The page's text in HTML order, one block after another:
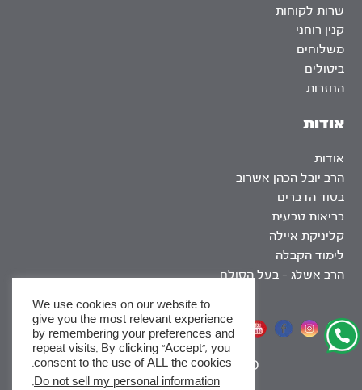
אודות
אודות
הרב יובל הכהן אשרוב
בסוד הדברים
בריאות טבעית
קליניקת איילה
לימוד הקבלה
הרב אשלג – בעל הסולם
שרות לקוחות
קנין רוחני
משלוחים
ביטולים
החזרות
אתר שומר שבת
SEO
|
We use cookies on our website to
give you the most relevant experience
by remembering your preferences and
repeat visits. By clicking “Accept”, you
consent to the use of ALL the cookies.
Do not sell my personal information
.